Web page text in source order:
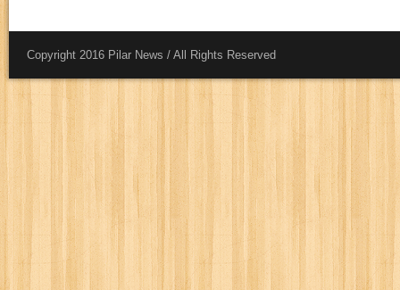
Copyright 2016 Pilar News / All Rights Reserved